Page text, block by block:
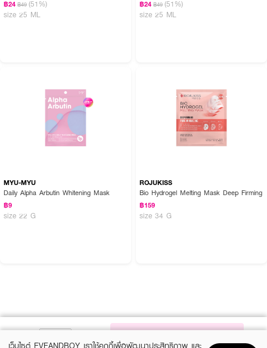
฿24 ฿49 (51%)
size 25 ML
฿24 ฿49 (51%)
size 25 ML
MYU-MYU
Daily Alpha Arbutin Whitening Mask
฿9
size 22 G
ROJUKISS
Bio Hydrogel Melting Mask Deep Firming
฿159
size 34 G
เว็บไซต์ EVEANDBOY เราใช้คุกกี้เพื่อพัฒนาประสิทธิภาพ และ